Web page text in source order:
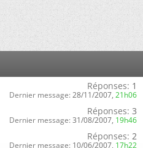
Réponses: 1
Dernier message: 28/11/2007, 21h06
Réponses: 3
Dernier message: 31/08/2007, 19h46
Réponses: 2
Dernier message: 10/06/2007, 17h22